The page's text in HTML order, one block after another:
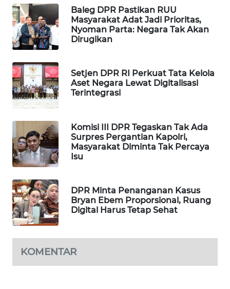
Baleg DPR Pastikan RUU
Masyarakat Adat Jadi Prioritas,
Nyoman Parta: Negara Tak Akan
Dirugikan
Setjen DPR RI Perkuat Tata Kelola
Aset Negara Lewat Digitalisasi
Terintegrasi
Komisi III DPR Tegaskan Tak Ada
Surpres Pergantian Kapolri,
Masyarakat Diminta Tak Percaya
Isu
DPR Minta Penanganan Kasus
Bryan Ebem Proporsional, Ruang
Digital Harus Tetap Sehat
KOMENTAR
UMKM
WAHANA
SELEB
WAHANA
PERSONA
WAHANA
OTOMOTIF
WAHANA
HEALTH
WAHANA
DESA
WISATA